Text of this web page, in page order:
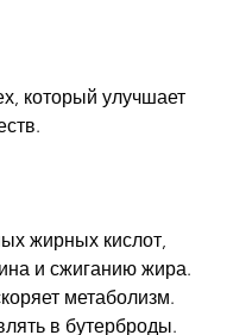
который улучшает
жирных кислот,
и сжиганию жира.
метаболизм.
в бутерброды.